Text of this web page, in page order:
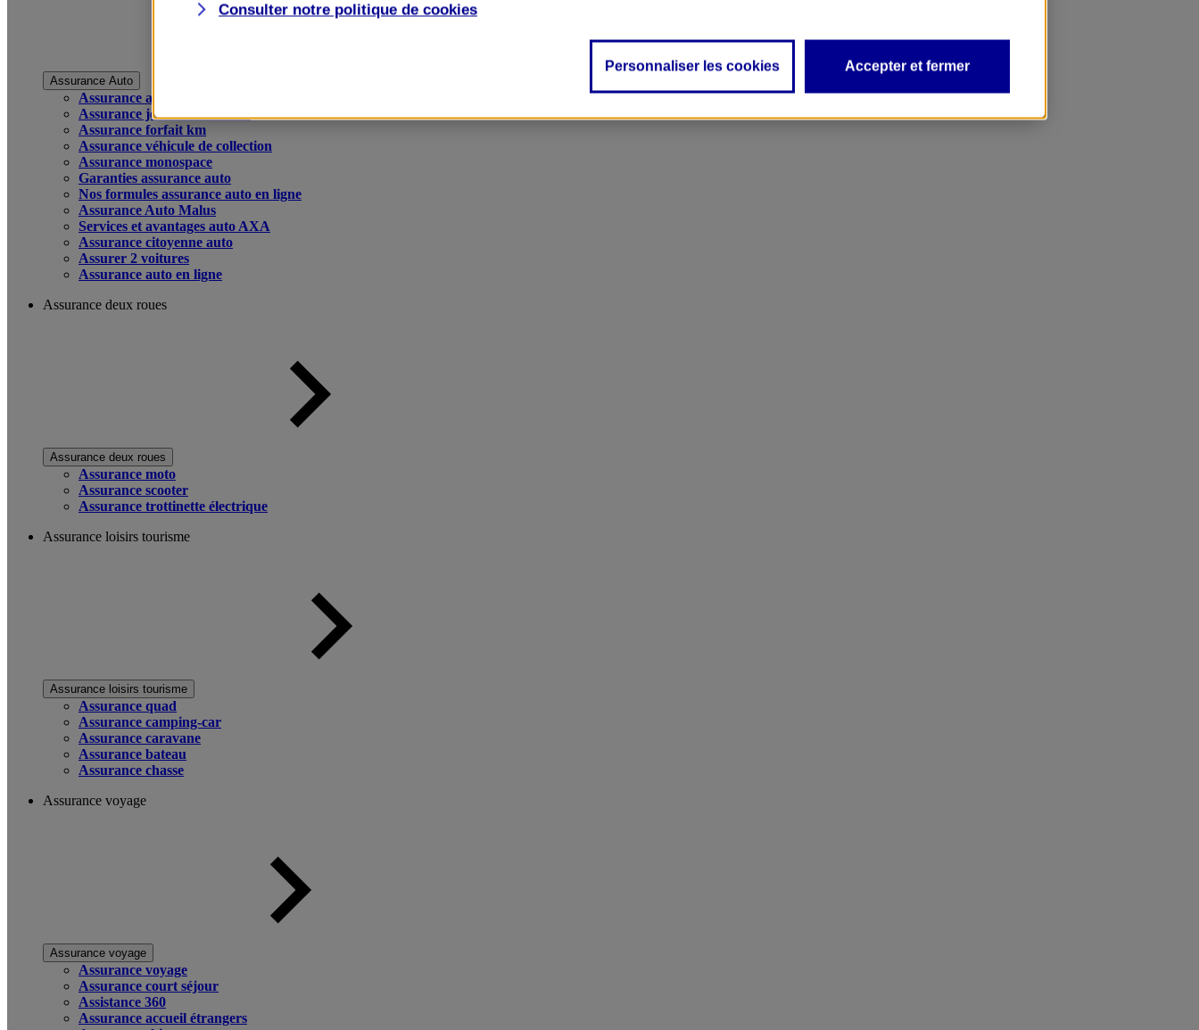
Assurance Auto
Assurance auto
Assurance jeune conducteur
Assurance forfait km
Assurance véhicule de collection
Assurance monospace
Garanties assurance auto
Nos formules assurance auto en ligne
Assurance Auto Malus
Services et avantages auto AXA
Assurance citoyenne auto
Assurer 2 voitures
Assurance auto en ligne
Assurance deux roues
Assurance deux roues
Assurance moto
Assurance scooter
Assurance trottinette électrique
Assurance loisirs tourisme
Assurance loisirs tourisme
Assurance quad
Assurance camping-car
Assurance caravane
Assurance bateau
Assurance chasse
Assurance voyage
Assurance voyage
Assurance voyage
Assurance court séjour
Assistance 360
Assurance accueil étrangers
Consulter notre politique de cookies
Personnaliser les cookies Accepter et fermer